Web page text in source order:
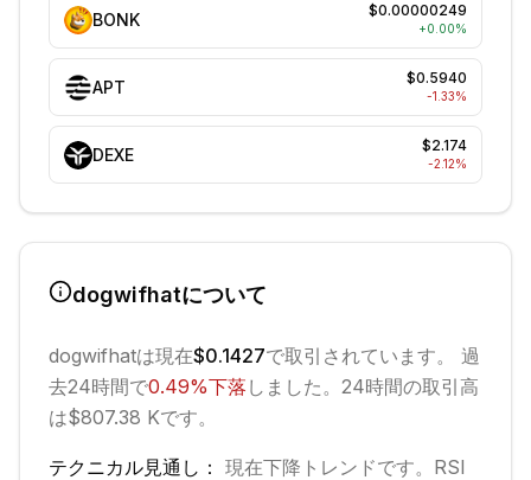
BONK $0.00000249
+0.00%
APT $0.5940
-1.33%
DEXE $2.174
-2.12%
dogwifhatについて
dogwifhatは現在$0.1427で取引されています。 過
去24時間で0.49%下落 しました。 24時間の取引高
は$807.38 Kです。
テクニカル見通し： 現在下降 トレンドです。 RSI